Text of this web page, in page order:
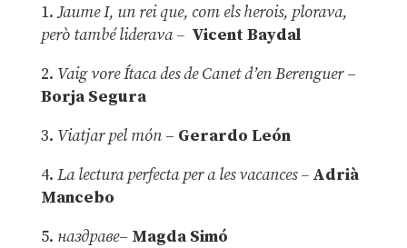
1.Jaume I, un rei que, com els herois, plorava,
però també liderava – Vicent Baydal
2. Vaig vore Ítaca des de Canet d’en Berenguer–
Borja Segura
3. Viatjar pel món – Gerardo León
4. La lectura perfecta per a les vacances –Adrià
Mancebo
5. наздраве– Magda Simó